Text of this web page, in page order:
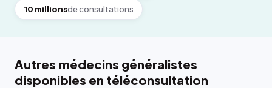
10 millionsde consultations
Autres médecins généralistes
disponibles en téléconsultation